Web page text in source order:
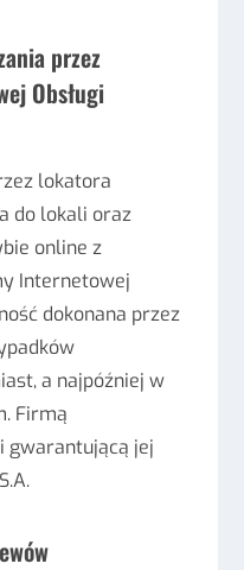
przez
Obsługi
lokatora
do lokali oraz
online z
Internetowej
dokonana przez
a najpóźniej w
Firmą
gwarantującą jej